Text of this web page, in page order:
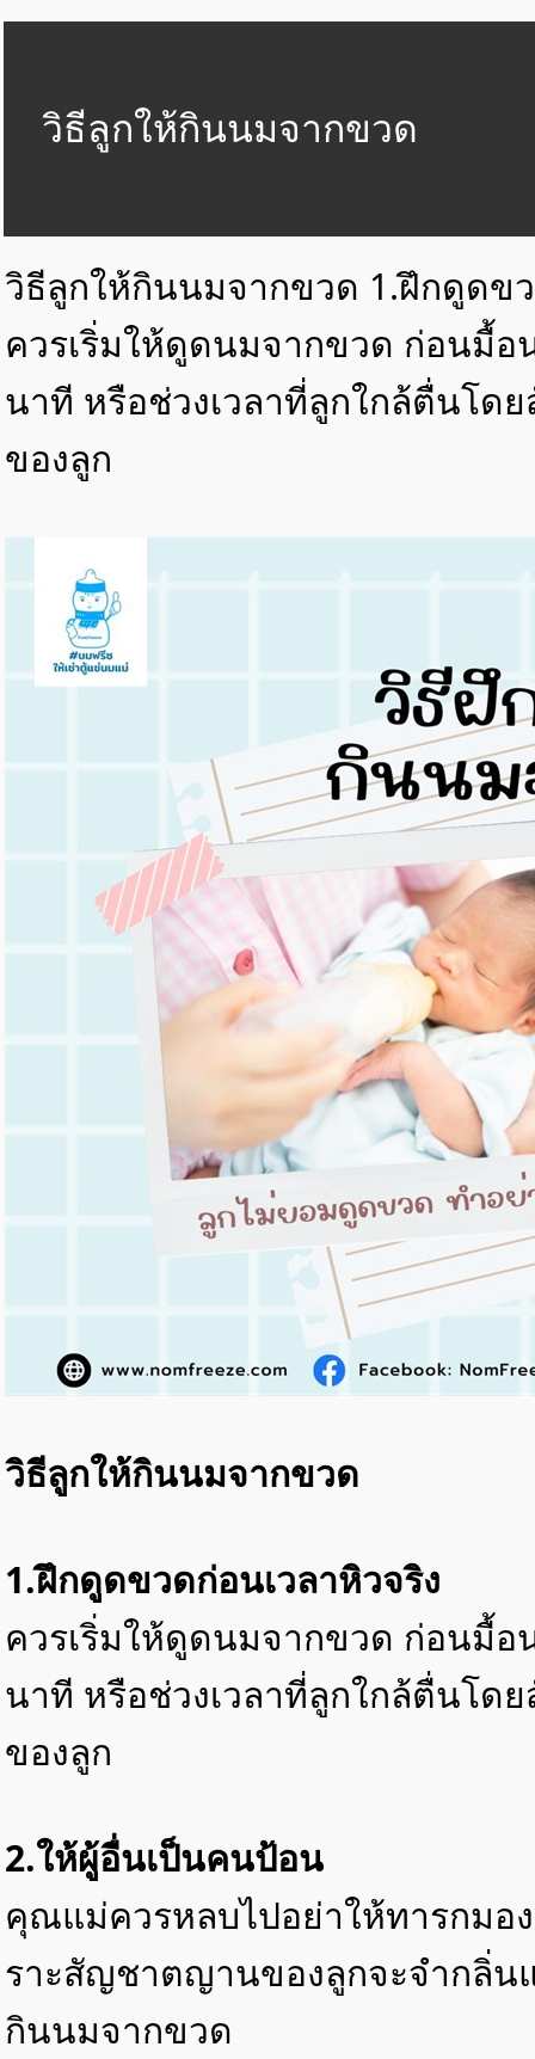
วิธีลูกให้กินนมจากขวด
วิธีลูกให้กินนมจากขวด 1.ฝึกดูดข
ควรเริ่มให้ดูดนมจากขวด ก่อนมื้
นาที หรือช่วงเวลาที่ลูกใกล้ตื่นโด
ของลูก
วิธีลูกให้กินนมจากขวด
1.ฝึกดูดขวดก่อนเวลาหิวจริง
ควรเริ่มให้ดูดนมจากขวด ก่อนมื้
นาที หรือช่วงเวลาที่ลูกใกล้ตื่นโด
ของลูก
2.ให้ผู้อื่นเป็นคนป้อน
คุณแม่ควรหลบไปอย่าให้ทารกมอง
ราะสัญชาตญานของลูกจะจำกลิ่น
กินนมจากขวด